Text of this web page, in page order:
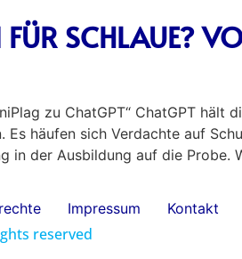
SCHLAUE?
zu ChatGPT“ ChatGPT hält
häufen sich Verdachte auf
in der Ausbildung auf die Probe.
Impressum Kontakt
reserved